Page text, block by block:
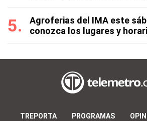
Agroferias del IMA este
conozca los lugares y
TREPORTA PROGRAMAS